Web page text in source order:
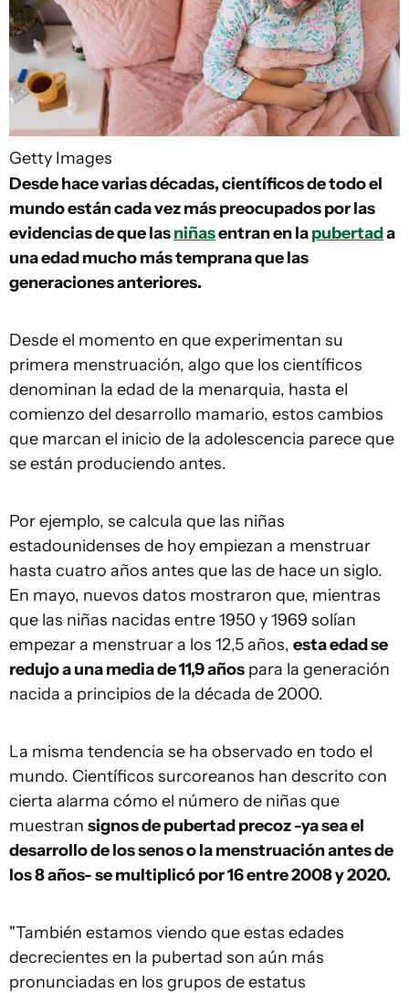
Getty Images
Desde hace varias décadas, científicos de todo el
mundo están cada vez más preocupados por las
evidencias de que lasniñasentran en lapubertada
una edad mucho más temprana que las
generaciones anteriores.
Desde el momento en que experimentan su
primera menstruación, algo que los científicos
denominan la edad de la menarquia, hasta el
comienzo del desarrollo mamario, estos cambios
que marcan el inicio de la adolescencia parece que
se están produciendo antes.
Por ejemplo, se calcula que las niñas
estadounidenses de hoy empiezan a menstruar
hasta cuatro años antes que las de hace un siglo.
En mayo, nuevos datos mostraron que, mientras
que las niñas nacidas entre 1950 y 1969 solían
empezar a menstruar a los 12,5 años, esta edad se
redujo a una media de 11,9 años para la generación
nacida a principios de la década de 2000.
La misma tendencia se ha observado en todo el
mundo. Científicos surcoreanos han descrito con
cierta alarma cómo el número de niñas que
muestran signos de pubertad precoz -ya sea el
desarrollo de los senos o la menstruación antes de
los 8 años- se multiplicó por 16 entre 2008 y 2020.
"También estamos viendo que estas edades
decrecientes en la pubertad son aún más
pronunciadas en los grupos de estatus